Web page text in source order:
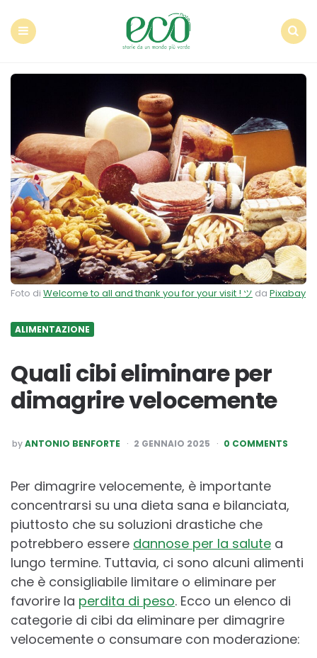
Foto di Welcome to all and thank you for your visit ! ツ da Pixabay
ALIMENTAZIONE
Quali cibi eliminare per
dimagrire velocemente
POSTED
BY
byANTONIO BENFORTE 2 GENNAIO 2025 0 COMMENTS
Per dimagrire velocemente, è importante
concentrarsi su una dieta sana e bilanciata,
piuttosto che su soluzioni drastiche che
potrebbero essere dannose per la salute a
lungo termine. Tuttavia, ci sono alcuni alimenti
che è consigliabile limitare o eliminare per
favorire la perdita di peso. Ecco un elenco di
categorie di cibi da eliminare per dimagrire
velocemente o consumare con moderazione: